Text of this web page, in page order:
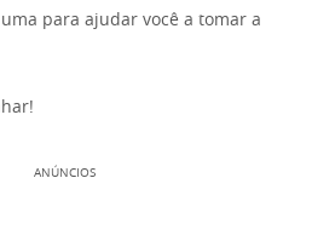
para ajudar você a tomar a
ANÚNCIOS